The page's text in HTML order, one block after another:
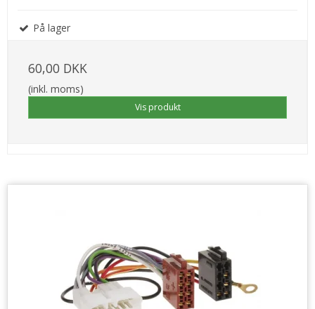
På lager
60,00 DKK
(inkl. moms)
Vis produkt